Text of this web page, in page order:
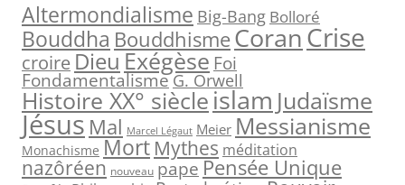
r
c
h
e
r
:
Altermondialisme Big-Bang Bolloré
Bouddha BouddhismeCoranCrise
croire DieuExégèse Foi
Fondamentalisme G. Orwell
Histoire XX° siècleislam Judaïsme
Jésus Mal Marcel Légaut Meier Messianisme
Monachisme Mort Mythes méditation
nazôréen nouveau papePensée Unique